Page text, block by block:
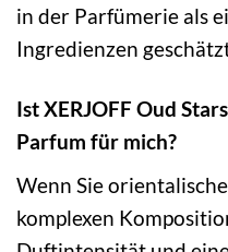
in der Parfümerie als
Ingredienzen
Ist XERJOFF Oud
Parfum für mich?
Wenn Sie
komplexen